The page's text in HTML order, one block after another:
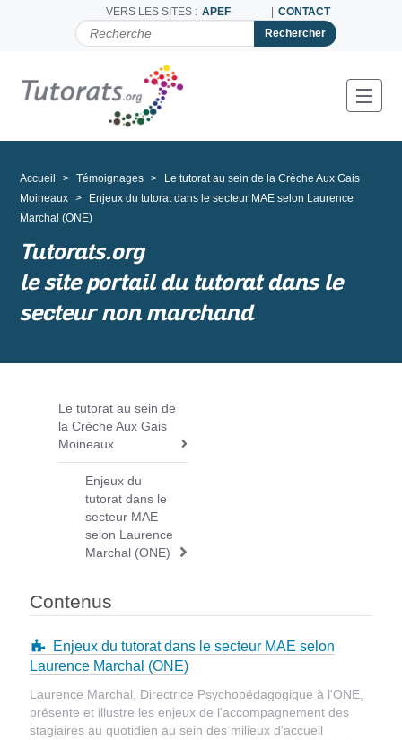
VERS LES SITES : APEF CONTACT
C
R
C
A
Accueil Témoignages
Le tutorat au sein de la Crèche Aux Gais
Moineaux
Enjeux du tutorat dans le secteur MAE selon Laurence
Marchal (ONE)
Tutorats.org
le site portail du tutorat dans le
secteur non marchand
N
a
n
Le tutorat au sein de
la Crèche Aux Gais
Moineaux
Enjeux du
tutorat dans le
secteur MAE
selon Laurence
Marchal (ONE)
Contenus
Enjeux du tutorat dans le secteur MAE selon
Laurence Marchal (ONE)
Laurence Marchal, Directrice Psychopédagogique à l'ONE,
présente et illustre les enjeux de l'accompagnement des
stagiaires au quotidien au sein des milieux d'accueil